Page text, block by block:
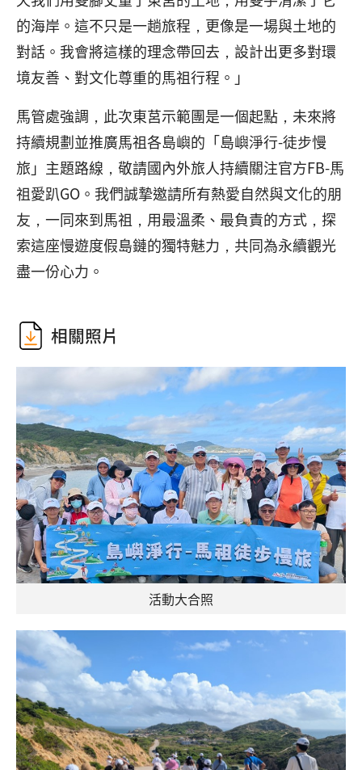
的海岸。這不只是一趟旅程，更像是一場與土地的
對話。我會將這樣的理念帶回去，設計出更多對環
境友善、對文化尊重的馬祖行程。」
馬管處強調，此次東莒示範團是一個起點，未來將
持續規劃並推廣馬祖各島嶼的「島嶼淨行-徒步慢
旅」主題路線，敬請國內外旅人持續關注官方FB-馬
祖愛趴GO。我們誠摯邀請所有熱愛自然與文化的朋
友，一同來到馬祖，用最溫柔、最負責的方式，探
索這座慢遊度假島鏈的獨特魅力，共同為永續觀光
盡一份心力。
相關照片
活動大合照